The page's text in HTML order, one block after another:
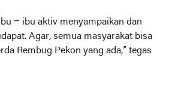
– ibu aktiv menyampaikan dan
Agar, semua masyarakat bisa
Rembug Pekon yang ada,” tegas